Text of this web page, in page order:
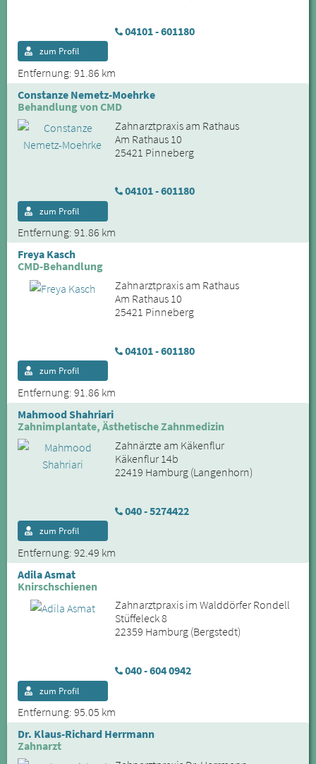
04101 - 601180
Entfernung: 91.86 km
zum Profil
Constanze Nemetz-Moehrke
Behandlung von CMD
Zahnarztpraxis am Rathaus
Am Rathaus 10
25421 Pinneberg
04101 - 601180
Entfernung: 91.86 km
zum Profil
Freya Kasch
CMD-Behandlung
Zahnarztpraxis am Rathaus
Am Rathaus 10
25421 Pinneberg
04101 - 601180
Entfernung: 91.86 km
zum Profil
Mahmood Shahriari
Zahnimplantate, Ästhetische Zahnmedizin
Zahnärzte am Käkenflur
Käkenflur 14b
22419 Hamburg (Langenhorn)
040 - 5274422
Entfernung: 92.49 km
zum Profil
Adila Asmat
Knirschschienen
Zahnarztpraxis im Walddörfer Rondell
Stüffeleck 8
22359 Hamburg (Bergstedt)
040 - 604 0942
Entfernung: 95.05 km
zum Profil
Dr. Klaus-Richard Herrmann
Zahnarzt